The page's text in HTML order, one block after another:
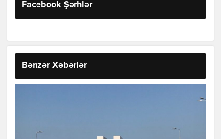
Facebook Şərhlər
Bənzər Xəbərlər